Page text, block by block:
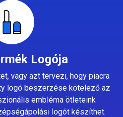
Logója
vagy azt tervezi, hogy piacra
logó beszerzése kötelező az
embléma ötleteink
logót készíthet.